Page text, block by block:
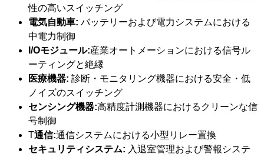
性の高いスイッチング
電気自動車: バッテリーおよび電力システムにおける
中電力制御
I/Oモジュール:産業オートメーションにおける信号ル
ーティングと絶縁
医療機器: 診断・モニタリング機器における安全・低
ノイズのスイッチング
センシング機器:高精度計測機器におけるクリーンな信
号制御
T通信:通信システムにおける小型リレー置換
セキュリティシステム: 入退室管理および警報システ